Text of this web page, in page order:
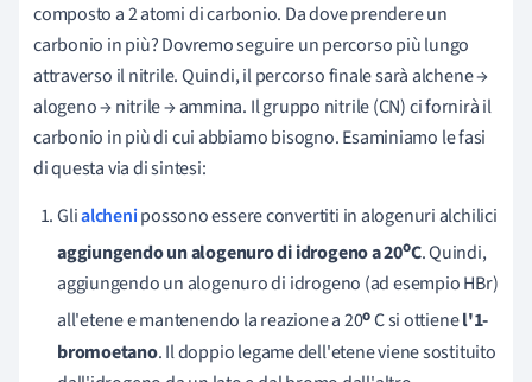
composto a 2 atomi di carbonio. Da dove prendere un
carbonio in più? Dovremo seguire un percorso più lungo
attraverso il nitrile. Quindi, il percorso finale sarà alchene →
alogeno → nitrile → ammina. Il gruppo nitrile (CN) ci fornirà il
carbonio in più di cui abbiamo bisogno. Esaminiamo le fasi
di questa via di sintesi:
Glialchenipossono essere convertiti in alogenuri alchilici
aggiungendo un alogenuro di idrogeno a 20oC. Quindi,
aggiungendo un alogenuro di idrogeno (ad esempio HBr)
all'etene e mantenendo la reazione a 20oC si ottienel'1-
bromoetano. Il doppio legame dell'etene viene sostituito